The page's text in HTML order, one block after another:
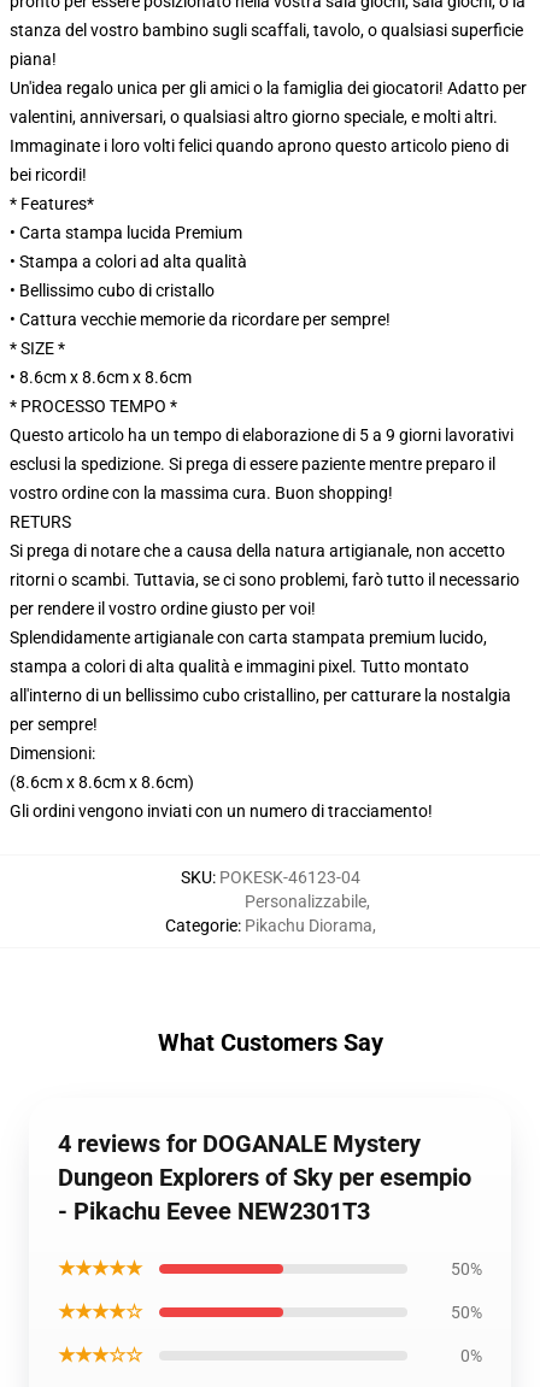
stanza del vostro bambino sugli scaffali, tavolo, o qualsiasi superficie
piana!
Un'idea regalo unica per gli amici o la famiglia dei giocatori! Adatto per
valentini, anniversari, o qualsiasi altro giorno speciale, e molti altri.
Immaginate i loro volti felici quando aprono questo articolo pieno di
bei ricordi!
* Features*
• Carta stampa lucida Premium
• Stampa a colori ad alta qualità
• Bellissimo cubo di cristallo
• Cattura vecchie memorie da ricordare per sempre!
* SIZE *
• 8.6cm x 8.6cm x 8.6cm
* PROCESSO TEMPO *
Questo articolo ha un tempo di elaborazione di 5 a 9 giorni lavorativi
esclusi la spedizione. Si prega di essere paziente mentre preparo il
vostro ordine con la massima cura. Buon shopping!
RETURS
Si prega di notare che a causa della natura artigianale, non accetto
ritorni o scambi. Tuttavia, se ci sono problemi, farò tutto il necessario
per rendere il vostro ordine giusto per voi!
Splendidamente artigianale con carta stampata premium lucido,
stampa a colori di alta qualità e immagini pixel. Tutto montato
all'interno di un bellissimo cubo cristallino, per catturare la nostalgia
per sempre!
Dimensioni:
(8.6cm x 8.6cm x 8.6cm)
Gli ordini vengono inviati con un numero di tracciamento!
SKU: POKESK-46123-04
Categorie:
Personalizzabile,
Pikachu Diorama,
What Customers Say
4 reviews for DOGANALE Mystery
Dungeon Explorers of Sky per esempio
- Pikachu Eevee NEW2301T3
★★★★★ 50%
★★★★☆ 50%
★★★☆☆ 0%